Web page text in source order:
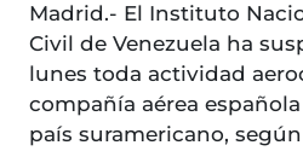
Madrid.- El Instituto
Civil de Venezuela ha
lunes toda actividad
compañía aérea
país suramericano,